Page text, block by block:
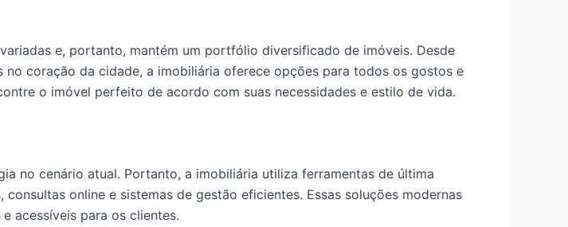
e, portanto, mantém um portfólio diversificado de imóveis. Desde
coração da cidade, a imobiliária oferece opções para todos os gostos e
o imóvel perfeito de acordo com suas necessidades e estilo de vida.
no cenário atual. Portanto, a imobiliária utiliza ferramentas de última
online e sistemas de gestão eficientes. Essas soluções modernas
acessíveis para os clientes.